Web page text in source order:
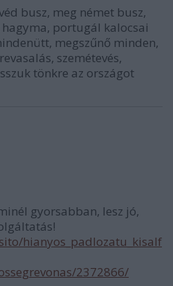
busz, meg német busz,
portugál kalocsai
megszűnő minden,
szemétevés,
tönkre az országot
gyorsabban, lesz jó,
hianyos_padlozatu_kisalf
2372866/